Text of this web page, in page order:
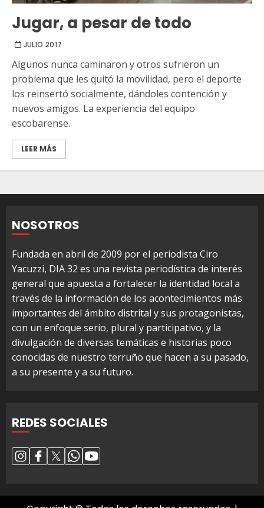
Jugar, a pesar de todo
JULIO 2017
Algunos nunca caminaron y otros sufrieron un
problema que les quitó la movilidad, pero el deporte
los reinsertó socialmente, dándoles contención y
nuevos amigos. La experiencia del equipo
escobarense.
LEER MÁS
NOSOTROS
Fundada en abril de 2009 por el periodista Ciro
Yacuzzi, DIA 32 es una revista periodística de interés
general que apuesta a fortalecer la identidad local a
través de la información de los acontecimientos más
importantes del ámbito distrital y sus protagonistas,
con un enfoque serio, plural y participativo, y la
divulgación de diversas temáticas e historias poco
conocidas de nuestro terruño que hacen a su pasado,
a su presente y a su futuro.
REDES SOCIALES